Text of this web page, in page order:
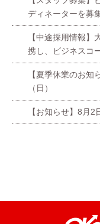
ディネーターを募
【中途採用情報
携し、ビジネスコ
【夏季休業のお
（日）
【お知らせ】8月